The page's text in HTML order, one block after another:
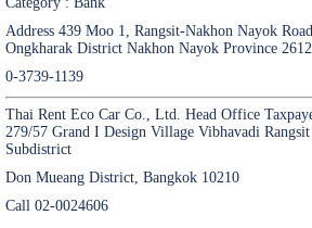
Address 439 Moo 1, Rangsit-Nakhon Nayok
Ongkharak District Nakhon Nayok Province
0-3739-1139
Thai Rent Eco Car Co., Ltd. Head Office
279/57 Grand I Design Village Vibhavadi
Subdistrict
Don Mueang District, Bangkok 10210
Call 02-0024606